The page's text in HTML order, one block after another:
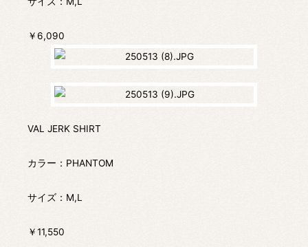
￥6,090
VAL JERK SHIRT
カラー：PHANTOM
サイズ：M,L
￥11,550